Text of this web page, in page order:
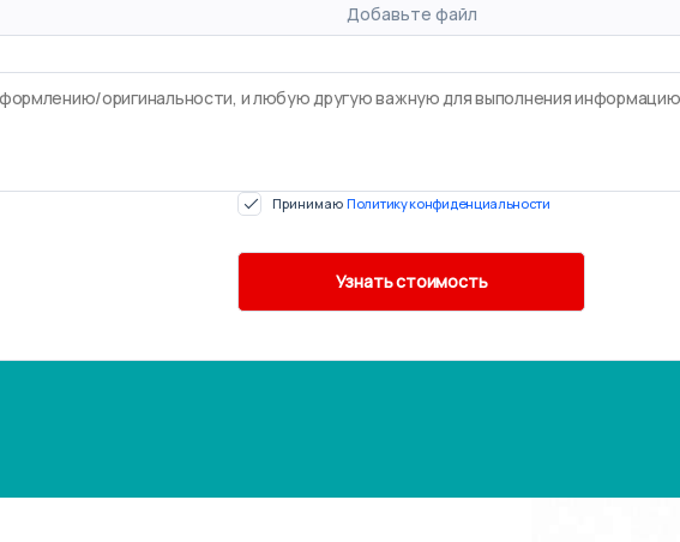
Добавьте файл
Принимаю Политику конфиденциальности